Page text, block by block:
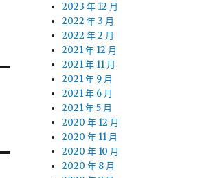
2023 年 12 月
2022 年 3 月
2022 年 2 月
2021 年 12 月
2021 年 11 月
2021 年 9 月
2021 年 6 月
2021 年 5 月
2020 年 12 月
2020 年 11 月
2020 年 10 月
2020 年 8 月